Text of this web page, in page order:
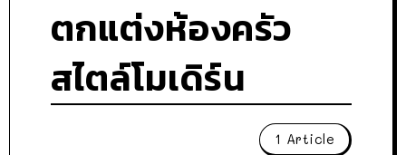
ตกแต่งห้องครัว
สไตล์โมเดิร์น
1 Article